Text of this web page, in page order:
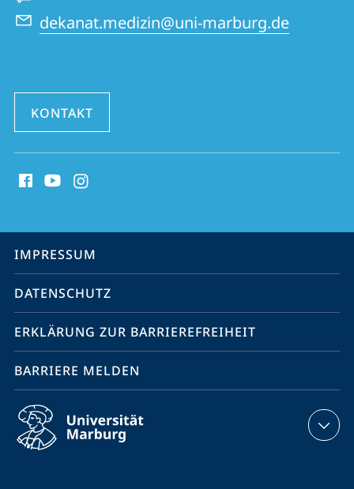
dekanat.medizin@uni-marburg.de
KONTAKT
Media
Service-
Navigation
IMPRESSUM
DATENSCHUTZ
ERKLÄRUNG ZUR BARRIEREFREIHEIT
BARRIERE MELDEN